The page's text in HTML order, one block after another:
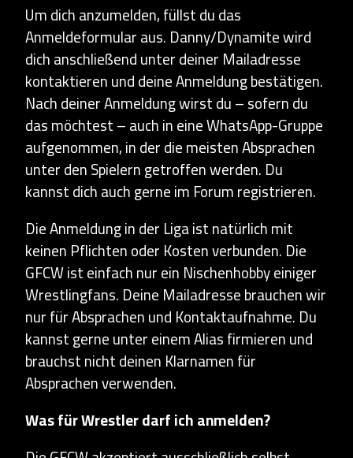
Um dich anzumelden, füllst du das
Anmeldeformular aus. Danny/Dynamite wird
dich anschließend unter deiner Mailadresse
kontaktieren und deine Anmeldung bestätigen.
Nach deiner Anmeldung wirst du – sofern du
das möchtest – auch in eine WhatsApp-Gruppe
aufgenommen, in der die meisten Absprachen
unter den Spielern getroffen werden. Du
kannst dich auch gerne im Forum registrieren.
Die Anmeldung in der Liga ist natürlich mit
keinen Pflichten oder Kosten verbunden. Die
GFCW ist einfach nur ein Nischenhobby einiger
Wrestlingfans. Deine Mailadresse brauchen wir
nur für Absprachen und Kontaktaufnahme. Du
kannst gerne unter einem Alias firmieren und
brauchst nicht deinen Klarnamen für
Absprachen verwenden.
Was für Wrestler darf ich anmelden?